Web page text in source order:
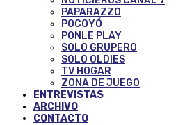
PAPARAZZO
POCOYÓ
PONLE PLAY
SOLO GRUPERO
SOLO OLDIES
TV HOGAR
ZONA DE JUEGO
ENTREVISTAS
ARCHIVO
CONTACTO